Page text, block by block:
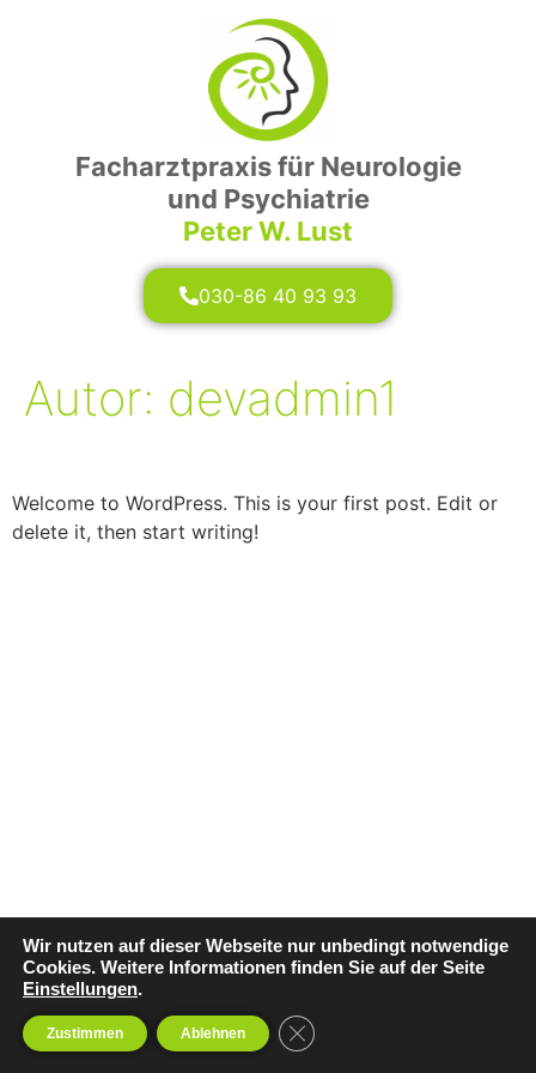
Facharztpraxis für Neurologie
und Psychiatrie
Peter W. Lust
030-86 40 93 93
Autor: devadmin1
Welcome to WordPress. This is your first post. Edit or
delete it, then start writing!
Wir nutzen auf dieser Webseite nur unbedingt notwendige
Cookies. Weitere Informationen finden Sie auf der Seite
Einstellungen.
Zustimmen Ablehnen GDPR Cookie-Banner